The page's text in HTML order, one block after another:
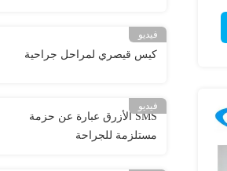
فيديو
كيس قيصري لمراحل جراحية
فيديو
SMS الأزرق عبارة عن حزمة
مستلزمة للجراحة